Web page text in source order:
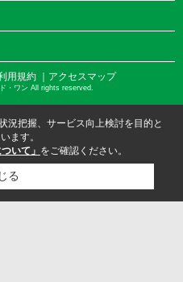
用規約 ｜アクセスマップ
・ワン All rights reserved.
況把握、サービス向上検討を目的と
ます。
いて」 をご確認ください。
る